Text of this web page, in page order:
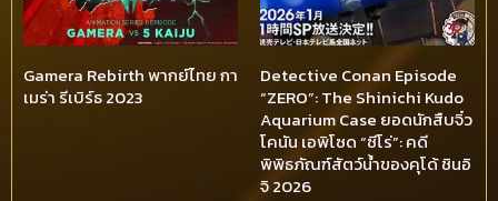
Gamera Rebirth พากย์ไทย กา
เมร่า รีเบิร์ธ 2023
Detective Conan Episode
“ZERO”: The Shinichi Kudo
Aquarium Case ยอดนักสืบจิ๋ว
โคนัน เอพิโซด “ซีโร่”: คดี
พิพิธภัณฑ์สัตว์น้ำของคุโด้ ชินอิ
จิ 2026